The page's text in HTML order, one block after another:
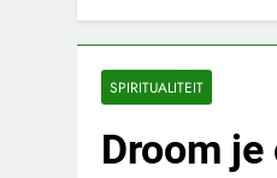
SPIRITUALITEIT
Droom